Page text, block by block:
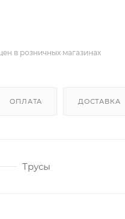
в розничных магазинах
ОПЛАТА ДОСТАВКА
Трусы